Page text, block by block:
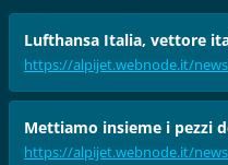
Lufthansa Italia, vettore
https://alpijet.webnode.it/
Mettiamo insieme i pezzi
https://alpijet.webnode.it/